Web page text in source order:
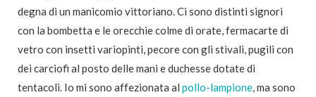
degna di un manicomio vittoriano. Ci sono distinti signori
con la bombetta e le orecchie colme di orate, fermacarte di
vetro con insetti variopinti, pecore con gli stivali, pugili con
dei carciofi al posto delle mani e duchesse dotate di
tentacoli. Io mi sono affezionata al pollo-lampione, ma sono